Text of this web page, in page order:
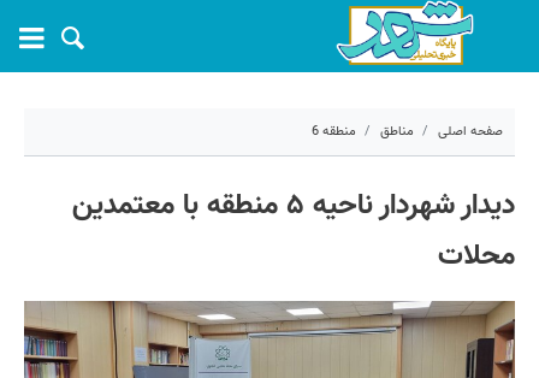
صفحه اصلی مناطق منطقه 6
کد مطلب: 81883
دیدار شهردار ناحیه ۵ منطقه با معتمدین
محلات